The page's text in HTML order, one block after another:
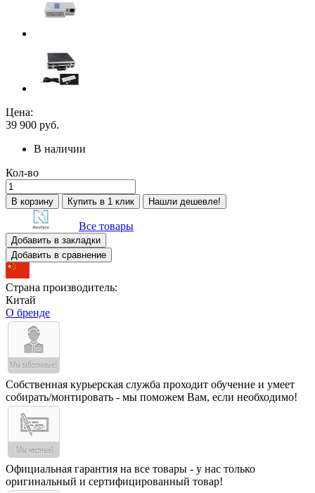
Цена:
39 900 руб.
В наличии
Кол-во
В корзину Купить в 1 клик Нашли дешевле!
Все товары
Добавить в закладки
Добавить в сравнение
Страна производитель:
Китай
О бренде
Собственная курьерская служба проходит обучение и умеет
собирать/монтировать - мы поможем Вам, если необходимо!
Официальная гарантия на все товары - у нас только
оригинальный и сертифицированный товар!